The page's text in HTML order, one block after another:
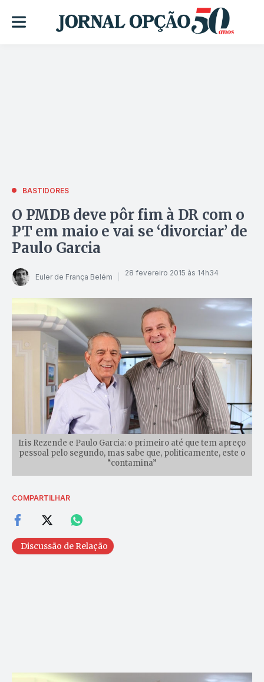
BASTIDORES
O PMDB deve pôr fim à DR com o
PT em maio e vai se ‘divorciar’ de
Paulo Garcia
Euler de França Belém 28 fevereiro 2015 às 14h34
Iris Rezende e Paulo Garcia: o primeiro até que tem apreço
pessoal pelo segundo, mas sabe que, politicamente, este o
“contamina”
COMPARTILHAR
Discussão de Relação